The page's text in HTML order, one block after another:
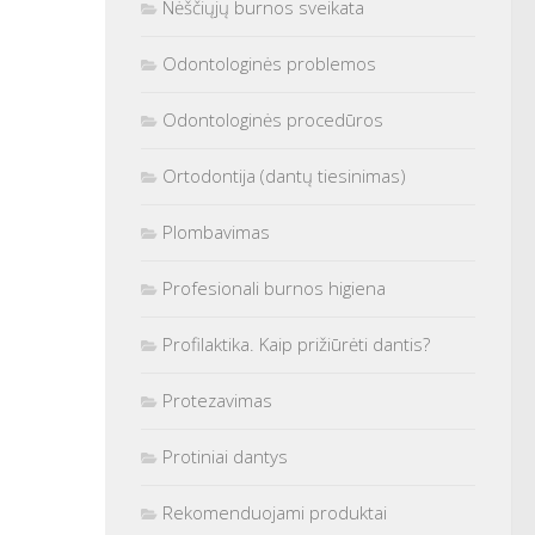
Nėščiųjų burnos sveikata
Odontologinės problemos
Odontologinės procedūros
Ortodontija (dantų tiesinimas)
Plombavimas
Profesionali burnos higiena
Profilaktika. Kaip prižiūrėti dantis?
Protezavimas
Protiniai dantys
Rekomenduojami produktai